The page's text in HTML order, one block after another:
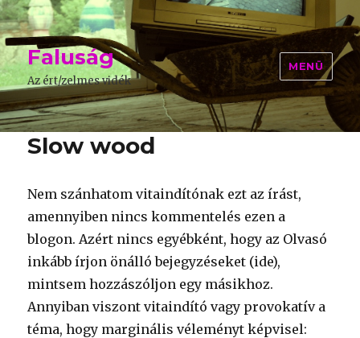
Faluság
Az ért/zelmes vidék
MENÜ
Slow wood
Nem szánhatom vitaindítónak ezt az írást,
amennyiben nincs kommentelés ezen a
blogon. Azért nincs egyébként, hogy az Olvasó
inkább írjon önálló bejegyzéseket (ide),
mintsem hozzászóljon egy másikhoz.
Annyiban viszont vitaindító vagy provokatív a
téma, hogy marginális véleményt képvisel: